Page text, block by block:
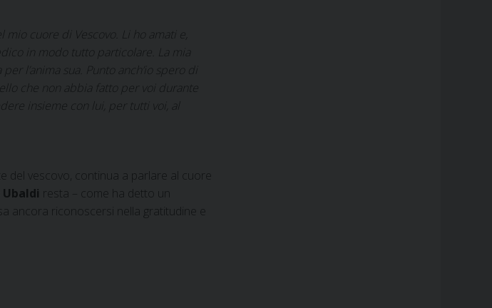
cuore di Vescovo. Li ho amati e,
in modo tutto particolare. La mia
l’anima sua. Punto anch’io spero di
che non abbia fatto per voi durante
insieme con lui, per tutti voi, al
del vescovo, continua a parlare al cuore
resta – come ha detto un
ancora riconoscersi nella gratitudine e